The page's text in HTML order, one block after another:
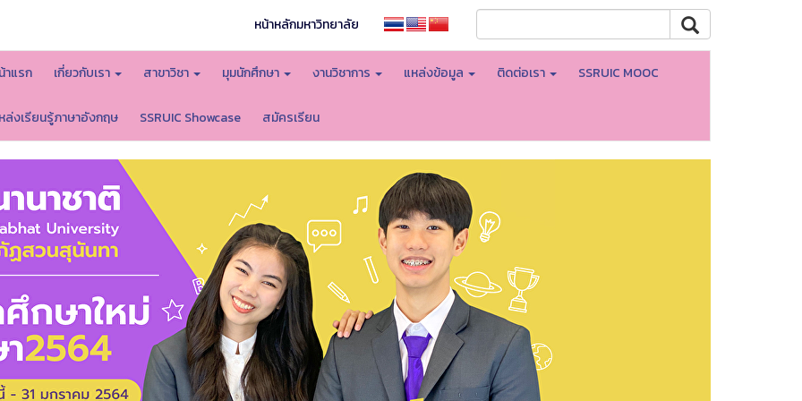
หน้าหลักมหาวิทยาลัย
าแรก เกี่ยวกับเรา สาขาวิชา มุมนักศึกษา งานวิชาการ แหล่งข้อมูล ติดต่อเรา SSRUIC MOOC
ล่งเรียนรู้ภาษาอังกฤษ SSRUIC Showcase สมัครเรียน